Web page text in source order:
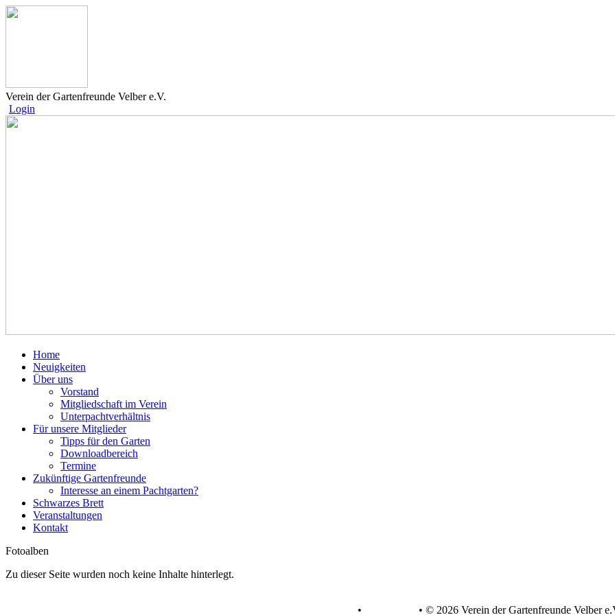
Verein der Gartenfreunde Velber e.V.
Login
Home
Neuigkeiten
Über uns
Vorstand
Mitgliedschaft im Verein
Unterpachtverhältnis
Für unsere Mitglieder
Tipps für den Garten
Downloadbereich
Termine
Zukünftige Gartenfreunde
Interesse an einem Pachtgarten?
Schwarzes Brett
Veranstaltungen
Kontakt
Fotoalben
Zu dieser Seite wurden noch keine Inhalte hinterlegt.
• • © 2026 Verein der Gartenfreunde Velber